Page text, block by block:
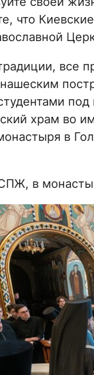
что
все
храм во
в
в